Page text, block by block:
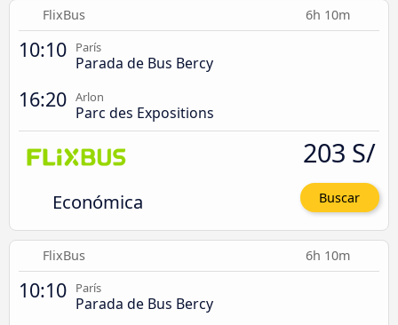
FlixBus 6h 10m
10:10 París
Parada de Bus Bercy
16:20 Arlon
Parc des Expositions
Económica
203 S/
Buscar
FlixBus 6h 10m
10:10 París
Parada de Bus Bercy